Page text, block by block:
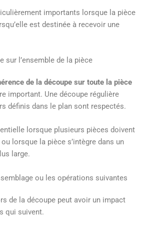
importants lorsque la pièce
est destinée à recevoir une
sur l’ensemble de la pièce
de la découpe sur toute la pièce
important. Une découpe régulière
définis dans le plan sont respectés.
lorsque plusieurs pièces doivent
lorsque la pièce s’intègre dans un
large.
ou les opérations suivantes
de la découpe peut avoir un impact
qui suivent.